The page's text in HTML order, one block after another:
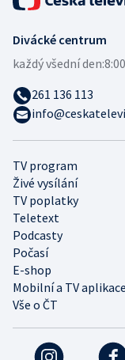
TV program
Živé vysílání
TV poplatky
Teletext
Podcasty
Počasí
E-shop
Mobilní a TV aplikace
Vše o ČT
Divácké centrum
každý všední den:
261 136 113